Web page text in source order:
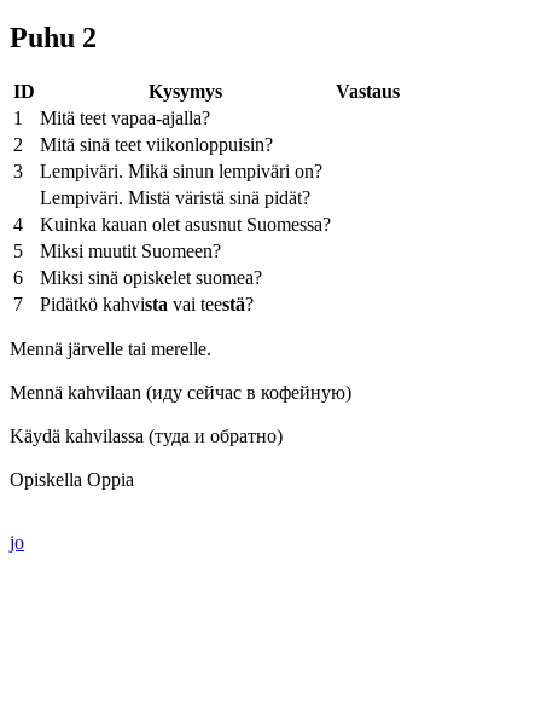
Puhu 2
ID Kysymys
Vastaus
1
Mitä teet vapaa-ajalla?
2
Mitä sinä teet viikonloppuisin?
3
Lempiväri. Mikä sinun lempiväri on?
Lempiväri. Mistä väristä sinä pidät?
4
Kuinka kauan olet asusnut Suomessa?
5
Miksi muutit Suomeen?
6
Miksi sinä opiskelet suomea?
7
Pidätkö kahvista vai teestä?
Mennä järvelle tai merelle.
Mennä kahvilaan (иду сейчас в кофейную)
Käydä kahvilassa (туда и обратно)
Opiskella Oppia
jo